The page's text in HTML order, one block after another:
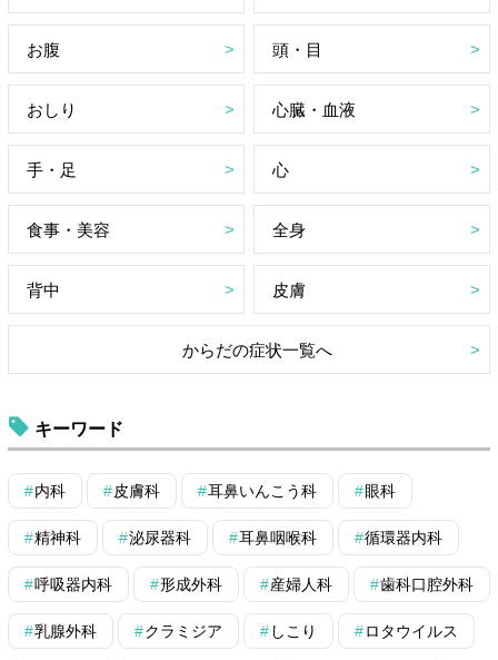
お腹 頭・目
おしり 心臓・血液
手・足 心
食事・美容 全身
背中 皮膚
からだの症状一覧へ
キーワード
内科 皮膚科 耳鼻いんこう科 眼科
精神科 泌尿器科 耳鼻咽喉科 循環器内科
呼吸器内科 形成外科 産婦人科 歯科口腔外科
乳腺外科 クラミジア しこり ロタウイルス